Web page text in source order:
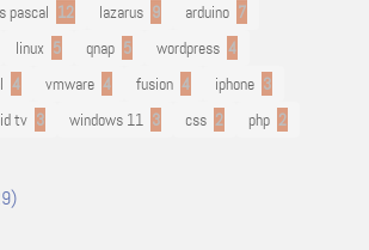
pascal 12 lazarus 9 arduino 7
linux 5 qnap 5 wordpress 4
4 vmware 4 fusion 4 iphone 3
tv 3 windows 11 3 css 2 php 2